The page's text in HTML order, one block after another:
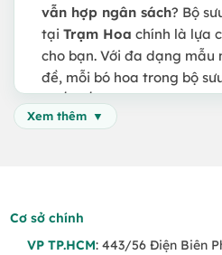
vẫn hợp ngân sách? Bộ
tạiTrạm Hoa chính là lựa
cho bạn. Với đa dạng mẫu
đề, mỗi bó hoa trong bộ
thiết kế kỹ lưỡng, sử dụng
nhưng tối ưu chi phí qua
xúc.
Xem thêm
Cơ sở chính
VP TP.HCM: 443/56 Điện Biên